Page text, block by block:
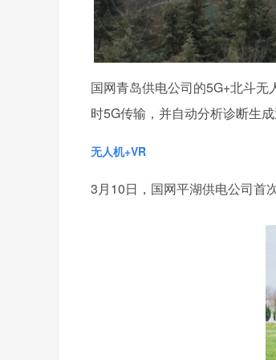
国网青岛供电公司的5G+北斗
时5G传输，并自动分析诊断生
无人机+VR
3月10日，国网平湖供电公司首